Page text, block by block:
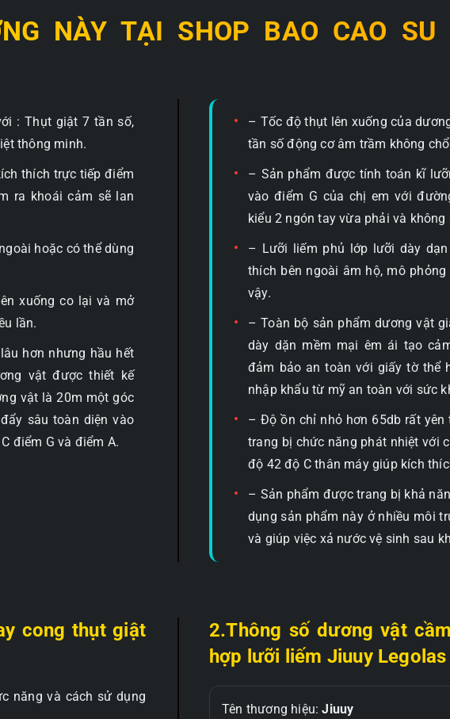
NÀY TẠI SHOP BAO CAO SU
: Thụt giật 7 tần số,
thông minh.
thích trực tiếp điểm
ra khoái cảm sẽ lan
hoặc có thể dùng
xuống co lại và mở
lần.
hơn nhưng hầu hết
vật được thiết kế
vật là 20m một góc
sâu toàn diện vào
điểm G và điểm A.
– Tốc độ thụt lên xuống của
tần số động cơ âm trầm không
– Sản phẩm được tính toán kĩ
vào điểm G của chị em với
kiểu 2 ngón tay vừa phải và
– Lưỡi liếm phủ lớp lưỡi dày
thích bên ngoài âm hộ, mô
vậy.
– Toàn bộ sản phẩm dương vật
dày dặn mềm mại êm ái tạo
đảm bảo an toàn với giấy tờ thể
nhập khẩu từ mỹ an toàn với sức
– Độ ồn chỉ nhỏ hơn 65db rất
trang bị chức năng phát nhiệt với
độ 42 độ C thân máy giúp kích
– Sản phẩm được trang bị khả
dụng sản phẩm này ở nhiều môi
và giúp việc xả nước vệ sinh sau
cong thụt giật
năng và cách sử dụng
2.Thông số dương vật
hợp lưỡi liếm Jiuuy Legolas
Tên thương hiệu:Jiuuy